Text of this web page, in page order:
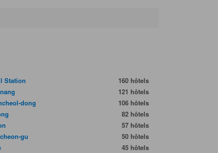
Station
160 hôtels
121 hôtels
dong
106 hôtels
82 hôtels
57 hôtels
gu
50 hôtels
45 hôtels